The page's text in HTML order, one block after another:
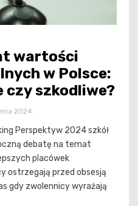
wartości
w Polsce:
czy szkodliwe?
2024
Perspektyw 2024 szkół
debatę na temat
placówek
ostrzegają przed obsesją
gdy zwolennicy wyrażają